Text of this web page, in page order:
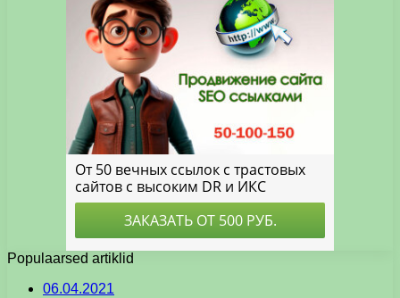
Populaarsed artiklid
06.04.2021